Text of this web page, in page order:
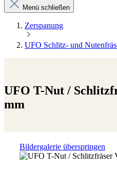
Menü schließen
Zerspanung
UFO Schlitz- und
UFO T-Nut /
mm
Bildergalerie überspringen